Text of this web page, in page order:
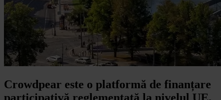
Crowdpear este o platformă de finanțare